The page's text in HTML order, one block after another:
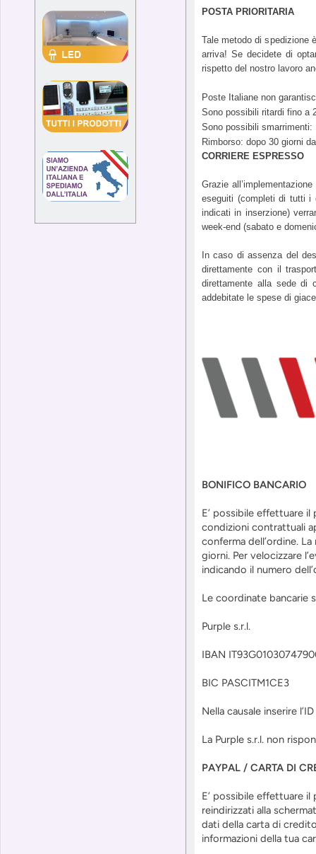
POSTA PRIORITARIA
Tale metodo di spedizione
arriva! Se decidete di
rispetto del nostro lavoro
Poste Italiane non
Sono possibili ritardi fino a
Sono possibili
Rimborso: dopo 30 giorni
CORRIERE ESPRESSO
Grazie
eseguiti (completi di tutti i
indicati in inserzione)
week-end (sabato e
In caso di assenza del
direttamente con il
direttamente alla sede di
addebitate le spese di
BONIFICO BANCARIO
E’ possibile effettuare
condizioni contrattuali
conferma dell’ordine.
giorni. Per velocizzare
indicando il numero
Le coordinate bancarie
Purple s.r.l.
IBAN
BIC PASCITM1CE3
Nella causale inserire
La Purple s.r.l. non
PAYPAL / CARTA DI
E’ possibile effettuare
reindirizzati alla
dati della carta di
informazioni della tua